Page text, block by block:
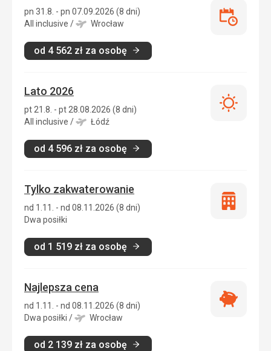
pn 31.8. - pn 07.09.2026 (8 dni)
All inclusive / Wrocław
od 4 562 zł za osobę
Last
Lato 2026
pt 21.8. - pt 28.08.2026 (8 dni)
All inclusive / Łódź
od 4 596 zł za osobę
Lato
Tylko zakwaterowanie
nd 1.11. - nd 08.11.2026 (8 dni)
Dwa posiłki
od 1 519 zł za osobę
Tylko
Najlepsza cena
nd 1.11. - nd 08.11.2026 (8 dni)
Dwa posiłki / Wrocław
od 2 139 zł za osobę
Najlepsza